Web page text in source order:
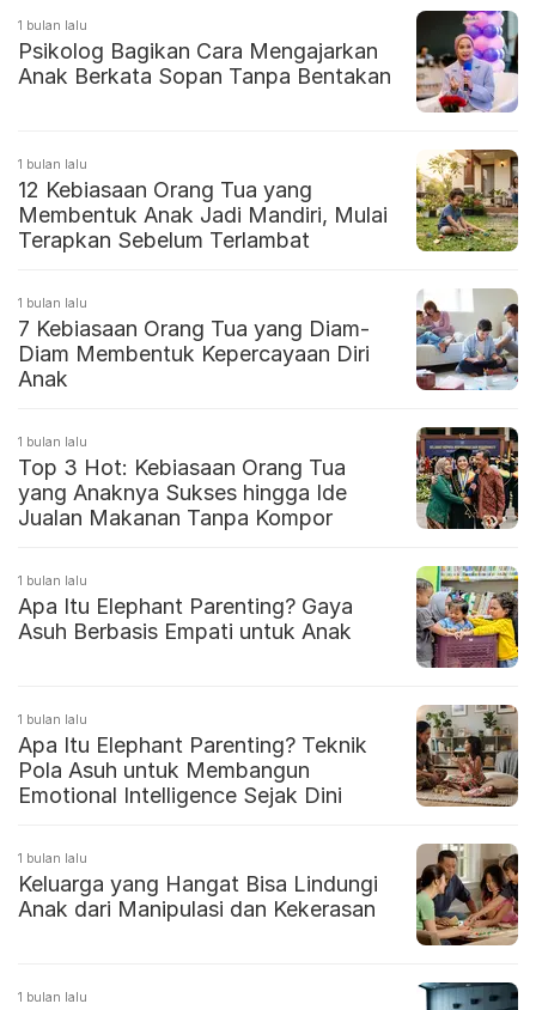
1 bulan lalu
Psikolog Bagikan Cara Mengajarkan
Anak Berkata Sopan Tanpa Bentakan
1 bulan lalu
12 Kebiasaan Orang Tua yang
Membentuk Anak Jadi Mandiri, Mulai
Terapkan Sebelum Terlambat
1 bulan lalu
7 Kebiasaan Orang Tua yang Diam-
Diam Membentuk Kepercayaan Diri
Anak
1 bulan lalu
Top 3 Hot: Kebiasaan Orang Tua
yang Anaknya Sukses hingga Ide
Jualan Makanan Tanpa Kompor
1 bulan lalu
Apa Itu Elephant Parenting? Gaya
Asuh Berbasis Empati untuk Anak
1 bulan lalu
Apa Itu Elephant Parenting? Teknik
Pola Asuh untuk Membangun
Emotional Intelligence Sejak Dini
1 bulan lalu
Keluarga yang Hangat Bisa Lindungi
Anak dari Manipulasi dan Kekerasan
1 bulan lalu